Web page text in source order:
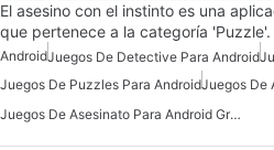
El asesino con el instinto es una
que pertenece a la categoría 'Puzzle'.
AndroidJuegos De Detective Para Android
Juegos De Puzzles Para AndroidJuegos De
Juegos De Asesinato Para Android Gratis